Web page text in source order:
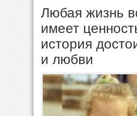
Любая жизнь
имеет
история
и любви